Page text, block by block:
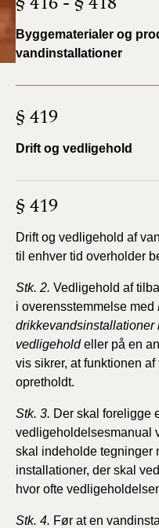
BR18 (4/7-31/12
2018)
BR15 (2015-2018)
Tidligere BR (1961-
Byggematerialer og
vandinstallationer
§ 419
Drift og vedligehold
§ 419
Drift og vedligehold af
til enhver tid overholder
Stk. 2. Vedligehold af
i overensstemmelse med
drikkevandsinstallationer
vedligeholdeller på en
vis sikrer, at funktionen
opretholdt.
Stk. 3. Der skal foreligge
vedligeholdelsesmanual
skal indeholde tegninger
installationer, der skal
hvor ofte
Stk. 4. Før at en